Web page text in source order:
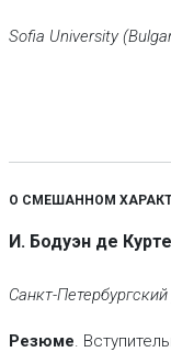
Sofia University
О СМЕШАННОМ
И. Бодуэн де
Санкт-
Резюме.